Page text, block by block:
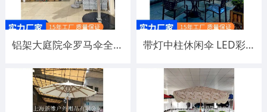
铝架大庭院伞罗马伞全铝遮阳太阳伞厂家户外休闲铝架侧立吊伞 带灯中柱休闲伞 LED彩灯太阳伞餐厅用灯光大伞厂家定制